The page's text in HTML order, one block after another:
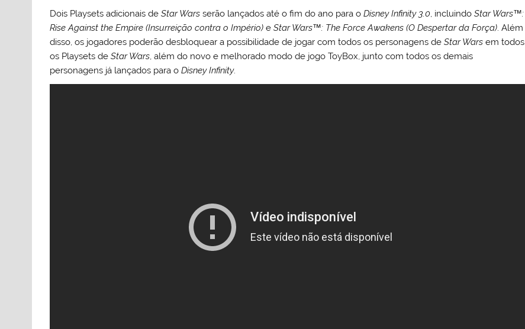
Dois Playsets adicionais deStar Warsserão lançados até o fim do ano para oDisney Infinity 3.0, incluindoStar Wars™:
Rise Against the Empire (Insurreição contra o Império)eStar Wars™: The Force Awakens (O Despertar da Força). Além
disso, os jogadores poderão desbloquear a possibilidade de jogar com todos os personagens deStar Wars em todos
os Playsets deStar Wars, além do novo e melhorado modo de jogo ToyBox, junto com todos os demais
personagens já lançados para oDisney Infinity.